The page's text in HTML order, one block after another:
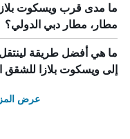
ما مدى قرب ويسكوت
مطار، مطار دبي الدولي؟
ما هي أفضل طريقة
إلى ويسكوت بلازا للشقق
عرض